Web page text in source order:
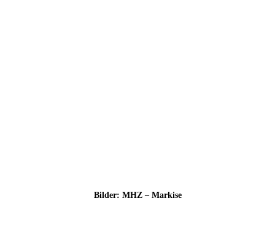
Bil­der: MHZ – Markise